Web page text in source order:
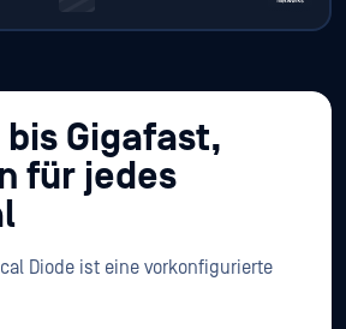
Gigafast,
für jedes
Diode ist eine vorkonfigurierte